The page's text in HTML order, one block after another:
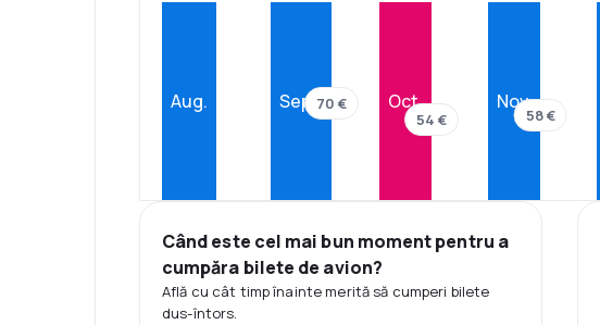
Aug. Sept.70 € Oct.
54 €
Nov.
58 €
Când este cel mai bun moment pentru a
cumpăra bilete de avion?
Află cu cât timp înainte merită să cumperi bilete
dus-întors.